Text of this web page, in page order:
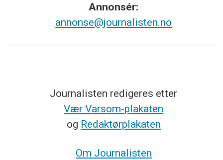
Annonsér:
annonse@journalisten.no
Journalisten redigeres etter
Vær Varsom-plakaten
og Redaktørplakaten
Om Journalisten